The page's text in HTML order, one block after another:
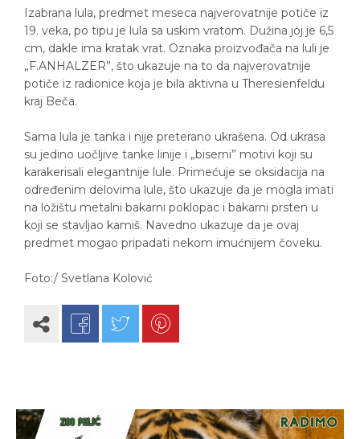
Izabrana lula, predmet meseca najverovatnije potiče iz
19. veka, po tipu je lula sa uskim vratom. Dužina joj je 6,5
cm, dakle ima kratak vrat. Oznaka proizvođača na luli je
„F.ANHALZER”, što ukazuje na to da najverovatnije
potiče iz radionice koja je bila aktivna u Theresienfeldu
kraj Beča.
Sama lula je tanka i nije preterano ukrašena. Od ukrasa
su jedino uočljive tanke linije i „biserni” motivi koji su
karakerisali elegantnije lule. Primećuje se oksidacija na
određenim delovima lule, što ukazuje da je mogla imati
na ložištu metalni bakarni poklopac i bakarni prsten u
koji se stavljao kamiš. Navedno ukazuje da je ovaj
predmet mogao pripadati nekom imućnijem čoveku.
Foto:/ Svetlana Kolović